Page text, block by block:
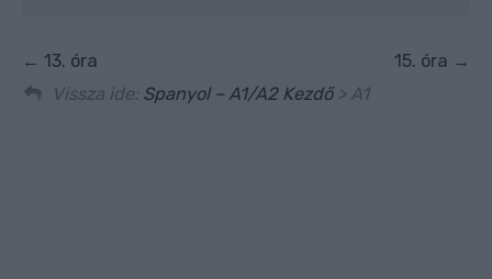
13. óra
15. óra
Vissza ide: Spanyol – A1/A2 Kezdő> A1